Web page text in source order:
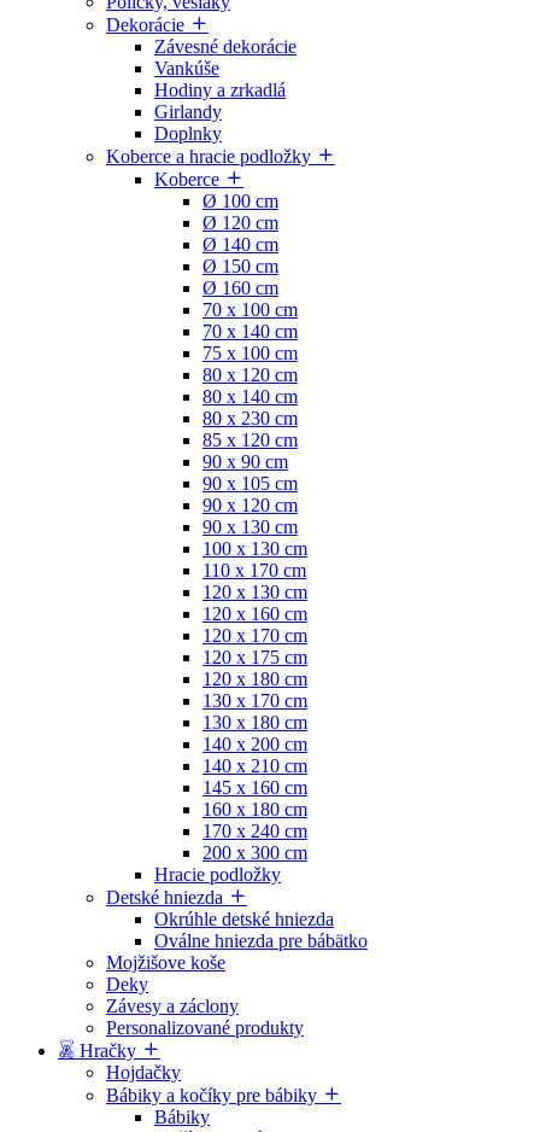
Dekorácie
Závesné dekorácie
Vankúše
Hodiny a zrkadlá
Girlandy
Doplnky
Koberce a hracie podložky
Koberce
Ø 100 cm
Ø 120 cm
Ø 140 cm
Ø 150 cm
Ø 160 cm
70 x 100 cm
70 x 140 cm
75 x 100 cm
80 x 120 cm
80 x 140 cm
80 x 230 cm
85 x 120 cm
90 x 90 cm
90 x 105 cm
90 x 120 cm
90 x 130 cm
100 x 130 cm
110 x 170 cm
120 x 130 cm
120 x 160 cm
120 x 170 cm
120 x 175 cm
120 x 180 cm
130 x 170 cm
130 x 180 cm
140 x 200 cm
140 x 210 cm
145 x 160 cm
160 x 180 cm
170 x 240 cm
200 x 300 cm
Hracie podložky
Detské hniezda
Okrúhle detské hniezda
Oválne hniezda pre bábätko
Mojžišove koše
Deky
Závesy a záclony
Personalizované produkty
Hračky
Hojdačky
Bábiky a kočíky pre bábiky
Bábiky